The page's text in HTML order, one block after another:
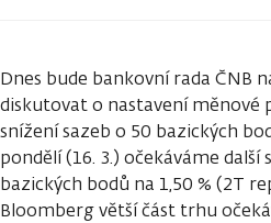
Dnes bude bankovní rada ČNB
diskutovat o nastavení měnové
snížení sazeb o 50 bazických
pondělí (16. 3.) očekáváme další
bazických bodů na 1,50 % (2T
Bloomberg větší část trhu